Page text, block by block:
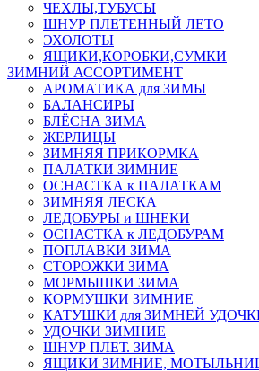
ЧЕХЛЫ,ТУБУСЫ
ШНУР ПЛЕТЕННЫЙ ЛЕТО
ЭХОЛОТЫ
ЯЩИКИ,КОРОБКИ,СУМКИ
ЗИМНИЙ АССОРТИМЕНТ
АРОМАТИКА для ЗИМЫ
БАЛАНСИРЫ
БЛЁСНА ЗИМА
ЖЕРЛИЦЫ
ЗИМНЯЯ ПРИКОРМКА
ПАЛАТКИ ЗИМНИЕ
ОСНАСТКА к ПАЛАТКАМ
ЗИМНЯЯ ЛЕСКА
ЛЕДОБУРЫ и ШНЕКИ
ОСНАСТКА к ЛЕДОБУРАМ
ПОПЛАВКИ ЗИМА
СТОРОЖКИ ЗИМА
МОРМЫШКИ ЗИМА
КОРМУШКИ ЗИМНИЕ
КАТУШКИ для ЗИМНЕЙ
УДОЧКИ ЗИМНИЕ
ШНУР ПЛЕТ. ЗИМА
ЯЩИКИ ЗИМНИЕ,